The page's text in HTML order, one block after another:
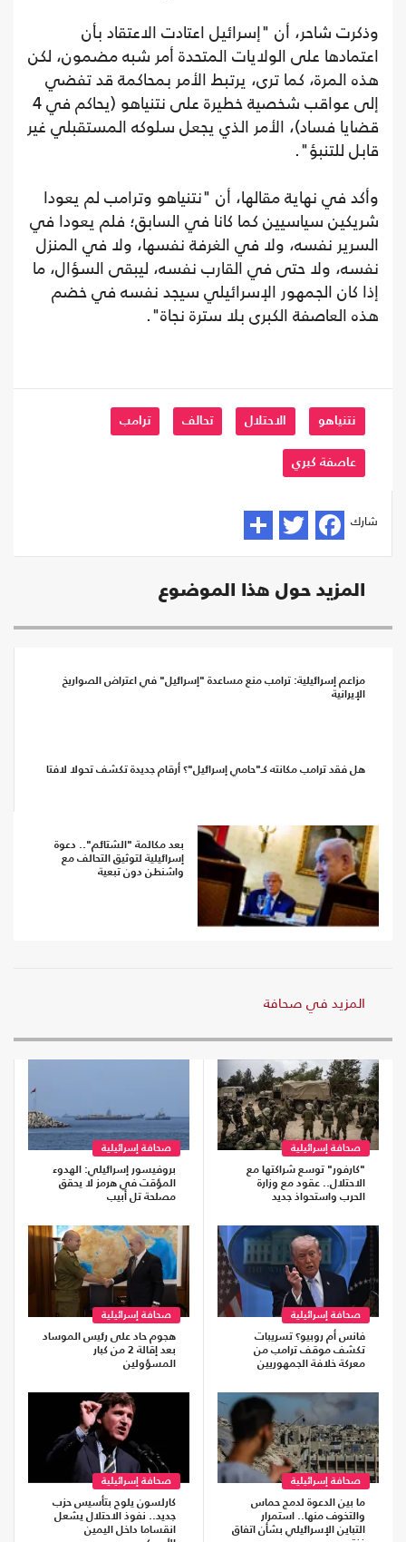
وذكرت شاحر، أن "إسرائيل اعتادت الاعتقاد بأن
اعتمادها على الولايات المتحدة أمر شبه مضمون، لكن
هذه المرة، كما ترى، يرتبط الأمر بمحاكمة قد تفضي
إلى عواقب شخصية خطيرة على نتنياهو (يحاكم في 4
قضايا فساد)، الأمر الذي يجعل سلوكه المستقبلي غير
قابل للتنبؤ".
وأكد في نهاية مقالها، أن "نتنياهو وترامب لم يعودا
شريكين سياسيين كما كانا في السابق؛ فلم يعودا في
السرير نفسه، ولا في الغرفة نفسها، ولا في المنزل
نفسه، ولا حتى في القارب نفسه، ليبقى السؤال، ما
إذا كان الجمهور الإسرائيلي سيجد نفسه في خضم
هذه العاصفة الكبرى بلا سترة نجاة".
نتنياهو الاحتلال تحالف ترامب
عاصفة كبري
شارك
المزيد حول هذا الموضوع
مزاعم إسرائيلية: ترامب منع مساعدة "إسرائيل" في اعتراض الصواريخ
الإيرانية
هل فقد ترامب مكانته كـ"حامي إسرائيل"؟ أرقام جديدة تكشف تحولا لافتا
بعد مكالمة "الشتائم".. دعوة
إسرائيلية لتوثيق التحالف مع
واشنطن دون تبعية
المزيد في صحافة
صحافة إسرائيلية
"كارفور" توسع شراكتها مع
الاحتلال.. عقود مع وزارة
الحرب واستحواذ جديد
صحافة إسرائيلية
بروفيسور إسرائيلي: الهدوء
المؤقت في هرمز لا يحقق
مصلحة تل أبيب
صحافة إسرائيلية
فانس أم روبيو؟ تسريبات
تكشف موقف ترامب من
معركة خلافة الجمهوريين
صحافة إسرائيلية
هجوم حاد على رئيس الموساد
بعد إقالة 2 من كبار
المسؤولين
صحافة إسرائيلية
ما بين الدعوة لدمج حماس
والتخوف منها.. استمرار
التباين الإسرائيلي بشأن اتفاق
صحافة إسرائيلية
كارلسون يلوح بتأسيس حزب
جديد.. نفوذ الاحتلال يشعل
انقساما داخل اليمين